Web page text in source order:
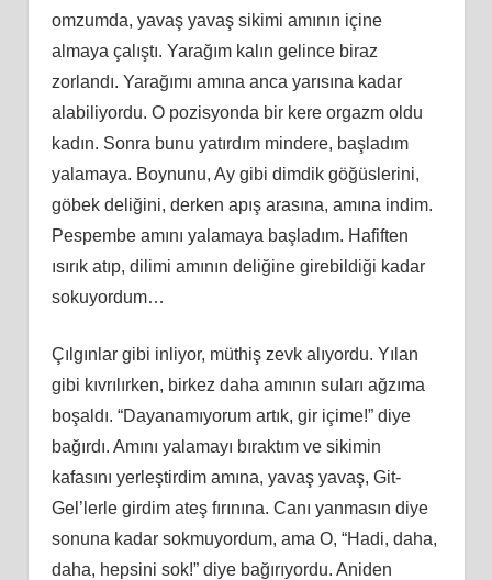
omzumda, yavaş yavaş sikimi amının içine
almaya çalıştı. Yarağım kalın gelince biraz
zorlandı. Yarağımı amına anca yarısına kadar
alabiliyordu. O pozisyonda bir kere orgazm oldu
kadın. Sonra bunu yatırdım mindere, başladım
yalamaya. Boynunu, Ay gibi dimdik göğüslerini,
göbek deliğini, derken apış arasına, amına indim.
Pespembe amını yalamaya başladım. Hafiften
ısırık atıp, dilimi amının deliğine girebildiği kadar
sokuyordum…
Çılgınlar gibi inliyor, müthiş zevk alıyordu. Yılan
gibi kıvrılırken, birkez daha amının suları ağzıma
boşaldı. “Dayanamıyorum artık, gir içime!” diye
bağırdı. Amını yalamayı bıraktım ve sikimin
kafasını yerleştirdim amına, yavaş yavaş, Git-
Gel’lerle girdim ateş fırınına. Canı yanmasın diye
sonuna kadar sokmuyordum, ama O, “Hadi, daha,
daha, hepsini sok!” diye bağırıyordu. Aniden